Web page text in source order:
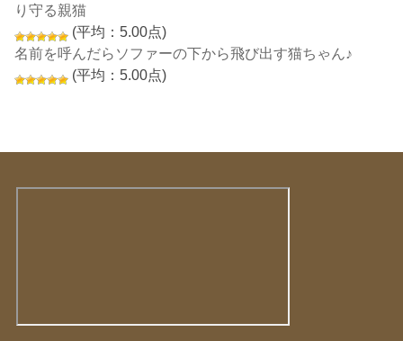
り守る親猫
(平均：5.00点)
名前を呼んだらソファーの下から飛び出す猫ちゃん♪
(平均：5.00点)